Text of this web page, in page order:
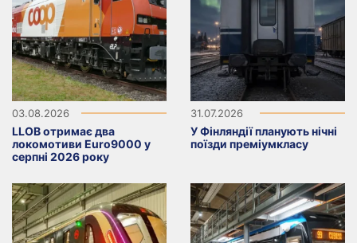
03.08.2026
LLOB отримає два
локомотиви Euro9000 у
серпні 2026 року
31.07.2026
У Фінляндії планують нічні
поїзди преміумкласу